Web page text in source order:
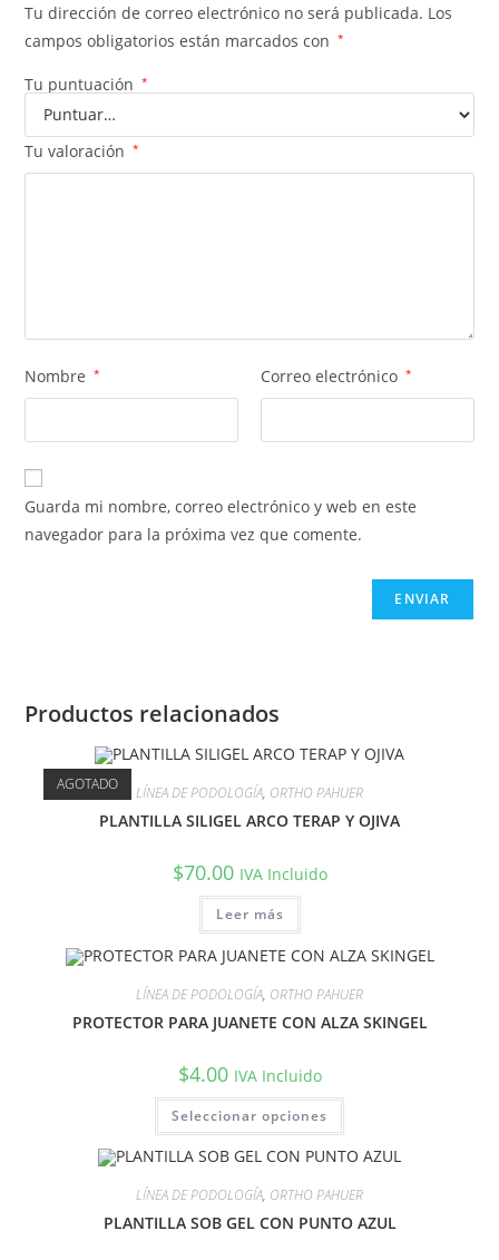
Tu dirección de correo electrónico no será publicada. Los
campos obligatorios están marcados con
*
Tu puntuación *
Tu valoración *
Nombre * Correo electrónico *
Guarda mi nombre, correo electrónico y web en este
navegador para la próxima vez que comente.
Productos relacionados
AGOTADO LÍNEA DE PODOLOGÍA, ORTHO PAHUER
PLANTILLA SILIGEL ARCO TERAP Y OJIVA
$70.00 IVA Incluido
Leer más
LÍNEA DE PODOLOGÍA, ORTHO PAHUER
PROTECTOR PARA JUANETE CON ALZA SKINGEL
$4.00 IVA Incluido
Seleccionar opciones
LÍNEA DE PODOLOGÍA, ORTHO PAHUER
PLANTILLA SOB GEL CON PUNTO AZUL